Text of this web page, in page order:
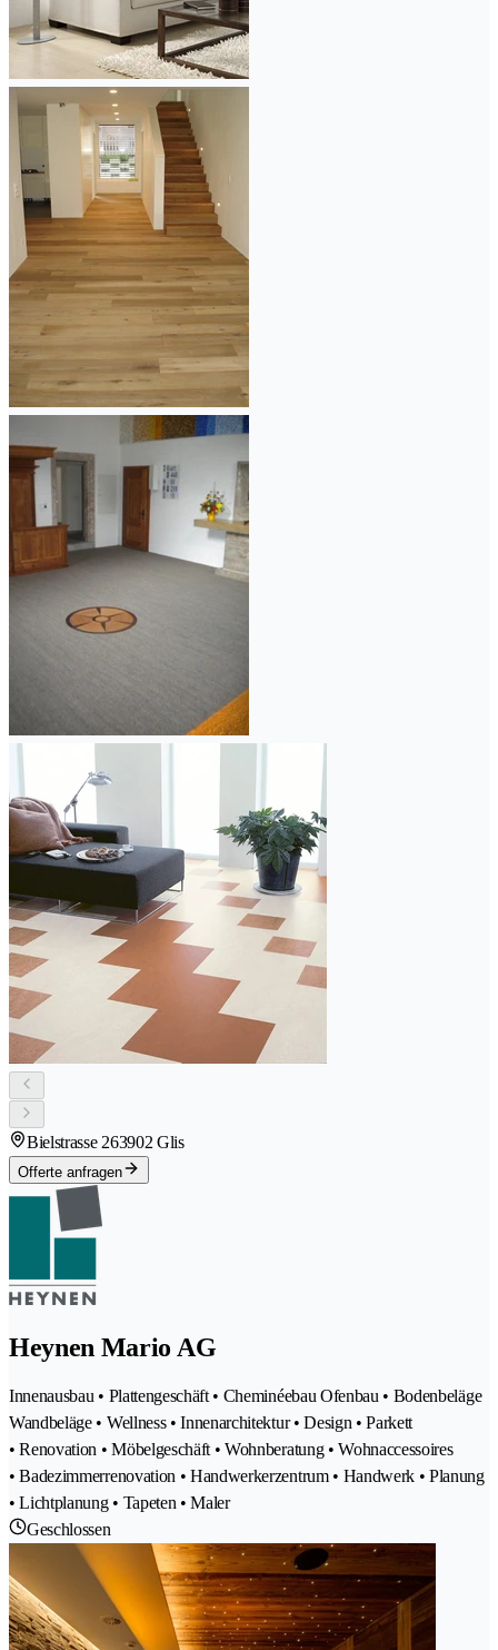
Bielstrasse 263902 Glis
Offerte anfragen
Heynen Mario AG
Innenausbau • Plattengeschäft • Cheminéebau Ofenbau • Bodenbeläge
Wandbeläge • Wellness • Innenarchitektur • Design • Parkett
• Renovation • Möbelgeschäft • Wohnberatung • Wohnaccessoires
• Badezimmerrenovation • Handwerkerzentrum • Handwerk • Planung
• Lichtplanung • Tapeten • Maler
Geschlossen